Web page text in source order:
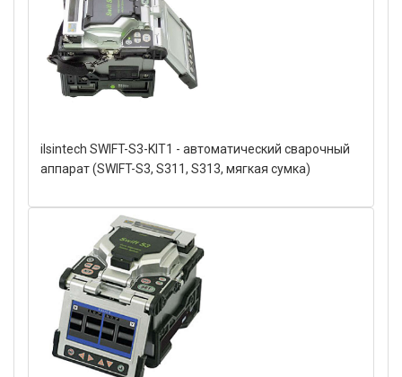
ilsintech SWIFT-S3-KIT1 - автоматический сварочный
аппарат (SWIFT-S3, S311, S313, мягкая сумка)